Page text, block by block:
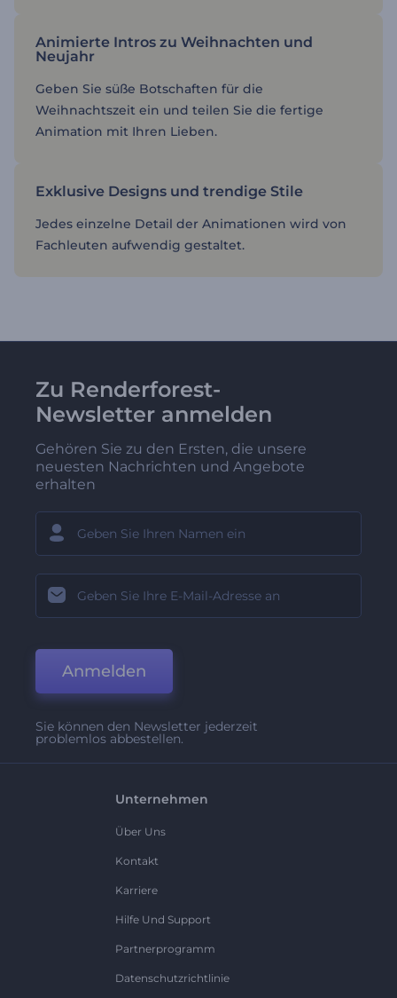
Animierte Intros zu Weihnachten und
Neujahr
Geben Sie süße Botschaften für die
Weihnachtszeit ein und teilen Sie die fertige
Animation mit Ihren Lieben.
Exklusive Designs und trendige Stile
Jedes einzelne Detail der Animationen wird von
Fachleuten aufwendig gestaltet.
Zu Renderforest-
Newsletter anmelden
Gehören Sie zu den Ersten, die unsere
neuesten Nachrichten und Angebote
erhalten
Anmelden
Sie können den Newsletter jederzeit
problemlos abbestellen.
Unternehmen
Über Uns
Kontakt
Karriere
Hilfe Und Support
Partnerprogramm
Datenschutzrichtlinie